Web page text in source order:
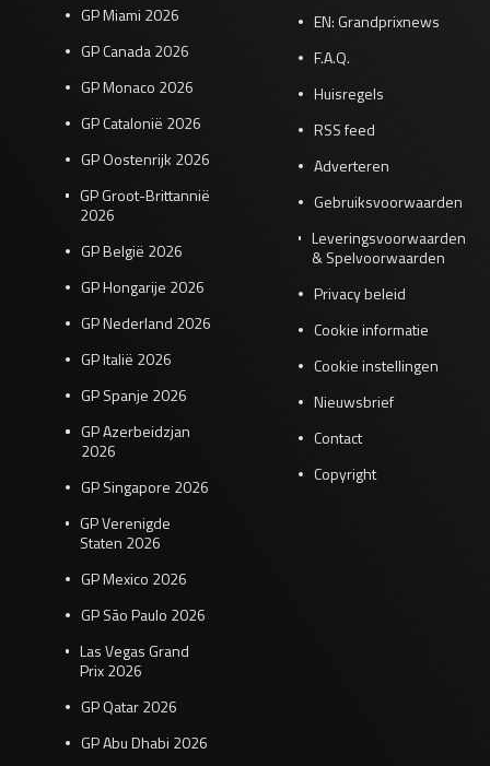
GP Miami 2026
GP Canada 2026
GP Monaco 2026
GP Catalonië 2026
GP Oostenrijk 2026
GP Groot-Brittannië
2026
GP België 2026
GP Hongarije 2026
GP Nederland 2026
GP Italië 2026
GP Spanje 2026
GP Azerbeidzjan
2026
GP Singapore 2026
GP Verenigde
Staten 2026
GP Mexico 2026
GP São Paulo 2026
Las Vegas Grand
Prix 2026
GP Qatar 2026
GP Abu Dhabi 2026
EN: Grandprixnews
F.A.Q.
Huisregels
RSS feed
Adverteren
Gebruiksvoorwaarden
Leveringsvoorwaarden
& Spelvoorwaarden
Privacy beleid
Cookie informatie
Cookie instellingen
Nieuwsbrief
Contact
Copyright